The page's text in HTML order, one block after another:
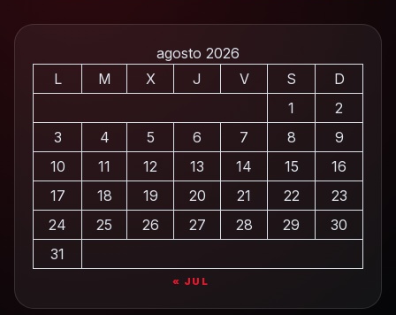
agosto 2026
L
M X J V S
D
1
2
3
4 5 6 7 8
9
10
11 12 13 14 15
16
17
18 19 20 21 22
23
24
25 26 27 28 29
30
31
« JUL